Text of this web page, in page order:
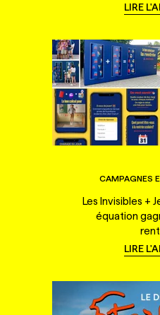
LIRE
CAMPAGNES
Les Invisibles +
équation
LIRE